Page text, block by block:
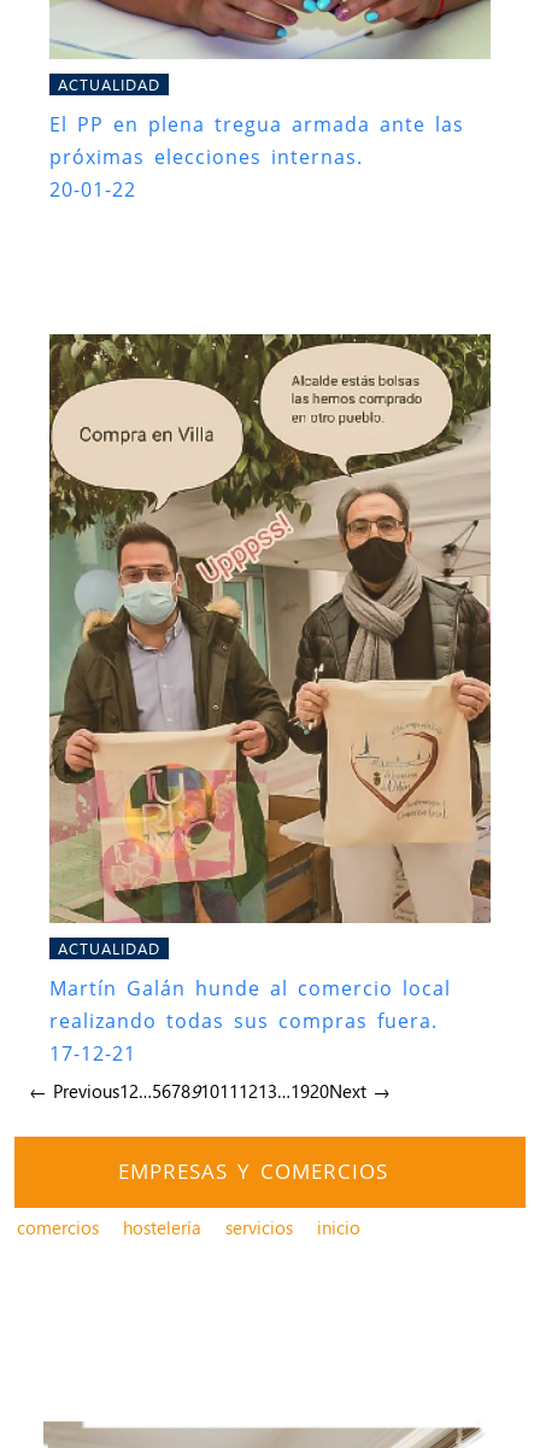
ACTUALIDAD
El PP en plena tregua armada ante las
próximas elecciones internas.
20-01-22
ACTUALIDAD
Martín Galán hunde al comercio local
realizando todas sus compras fuera.
17-12-21
← Previous12…5678910111213…1920Next →
EMPRESAS Y COMERCIOS
comercios hostelería servicios inicio